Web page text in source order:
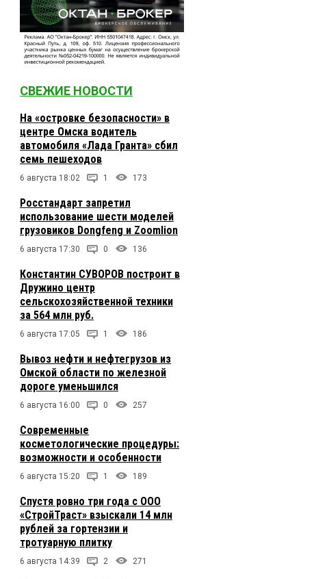
СВЕЖИЕ НОВОСТИ
На «островке безопасности» в
центре Омска водитель
автомобиля «Лада Гранта» сбил
семь пешеходов
6 августа 18:02 1 173
Росстандарт запретил
использование шести моделей
грузовиков Dongfeng и Zoomlion
6 августа 17:30 0 136
Константин СУВОРОВ построит в
Дружино центр
сельскохозяйственной техники
за 564 млн руб.
6 августа 17:05 1 186
Вывоз нефти и нефтегрузов из
Омской области по железной
дороге уменьшился
6 августа 16:00 0 257
Современные
косметологические процедуры:
возможности и особенности
6 августа 15:20 1 189
Спустя ровно три года с ООО
«СтройТраст» взыскали 14 млн
рублей за гортензии и
тротуарную плитку
6 августа 14:39 2 271